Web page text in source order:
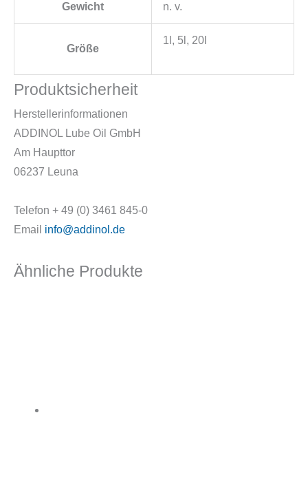
Gewicht n. v.
Größe
1l, 5l, 20l
Produktsicherheit
Herstellerinformationen
ADDINOL Lube Oil GmbH
Am Haupttor
06237 Leuna
Telefon + 49 (0) 3461 845-0
Email info@addinol.de
Ähnliche Produkte